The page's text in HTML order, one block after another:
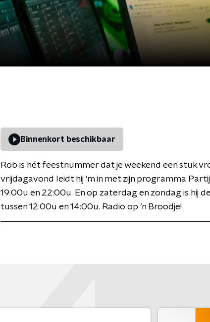
Binnenkort beschikbaar
Rob is hét feestnummer dat je weekend een stuk
vrijdagavond leidt hij ‘m in met zijn programma
19:00u en 22:00u. En op zaterdag en zondag is hij
tussen 12:00u en 14:00u. Radio op ’n Broodje!